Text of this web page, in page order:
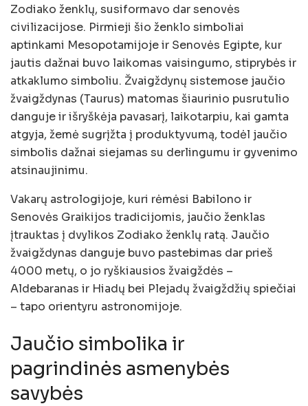
Zodiako ženklų, susiformavo dar senovės
civilizacijose. Pirmieji šio ženklo simboliai
aptinkami Mesopotamijoje ir Senovės Egipte, kur
jautis dažnai buvo laikomas vaisingumo, stiprybės ir
atkaklumo simboliu. Žvaigždynų sistemose jaučio
žvaigždynas (Taurus) matomas šiaurinio pusrutulio
danguje ir išryškėja pavasarį, laikotarpiu, kai gamta
atgyja, žemė sugrįžta į produktyvumą, todėl jaučio
simbolis dažnai siejamas su derlingumu ir gyvenimo
atsinaujinimu.
Vakarų astrologijoje, kuri rėmėsi Babilono ir
Senovės Graikijos tradicijomis, jaučio ženklas
įtrauktas į dvylikos Zodiako ženklų ratą. Jaučio
žvaigždynas danguje buvo pastebimas dar prieš
4000 metų, o jo ryškiausios žvaigždės –
Aldebaranas ir Hiadų bei Plejadų žvaigždžių spiečiai
– tapo orientyru astronomijoje.
Jaučio simbolika ir
pagrindinės asmenybės
savybės